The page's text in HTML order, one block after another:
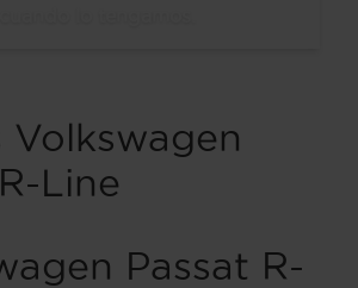
Volkswagen
Line
Passat R-